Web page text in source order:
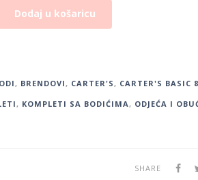
Dodaj u košaricu
, BRENDOVI, CARTER'S, CARTER'S BASIC
, KOMPLETI SA BODIĆIMA, ODJEĆA I
SHARE